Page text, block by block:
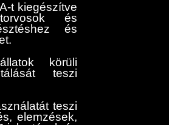
t kiegészítve
és
és
körüli
teszi
teszi
elemzések,